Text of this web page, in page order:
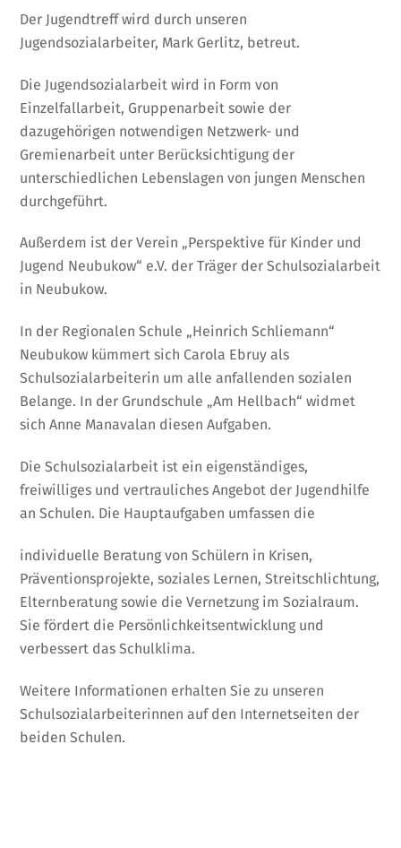
Der Jugendtreff wird durch unseren
Jugendsozialarbeiter, Mark Gerlitz, betreut.
Die Jugendsozialarbeit wird in Form von
Einzelfallarbeit, Gruppenarbeit sowie der
dazugehörigen notwendigen Netzwerk- und
Gremienarbeit unter Berücksichtigung der
unterschiedlichen Lebenslagen von jungen Menschen
durchgeführt.
Außerdem ist der Verein „Perspektive für Kinder und
Jugend Neubukow“ e.V. der Träger der Schulsozialarbeit
in Neubukow.
In der Regionalen Schule „Heinrich Schliemann“
Neubukow kümmert sich Carola Ebruy als
Schulsozialarbeiterin um alle anfallenden sozialen
Belange. In der Grundschule „Am Hellbach“ widmet
sich Anne Manavalan diesen Aufgaben.
Die Schulsozialarbeit ist ein eigenständiges,
freiwilliges und vertrauliches Angebot der Jugendhilfe
an Schulen. Die Hauptaufgaben umfassen die
individuelle Beratung von Schülern in Krisen,
Präventionsprojekte, soziales Lernen, Streitschlichtung,
Elternberatung sowie die Vernetzung im Sozialraum.
Sie fördert die Persönlichkeitsentwicklung und
verbessert das Schulklima.
Weitere Informationen erhalten Sie zu unseren
Schulsozialarbeiterinnen auf den Internetseiten der
beiden Schulen.